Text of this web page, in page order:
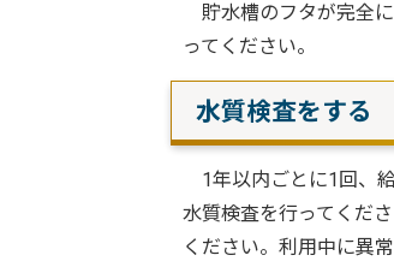
貯水槽のフタが完全
ってください。
水質検査をする
1年以内ごとに1回、
水質検査を行ってくだ
ください。利用中に異